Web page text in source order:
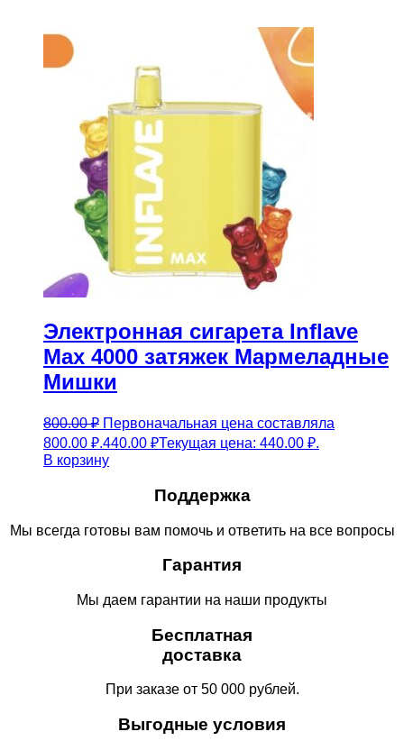
Электронная сигарета Inflave
Max 4000 затяжек Мармеладные
Мишки
800.00₽ Первоначальная цена составляла
800.00 ₽.440.00 ₽Текущая цена: 440.00 ₽.
В корзину
Поддержка
Мы всегда готовы вам помочь и ответить на все вопросы
Гарантия
Мы даем гарантии на наши продукты
Бесплатная
доставка
При заказе от 50 000 рублей.
Выгодные условия